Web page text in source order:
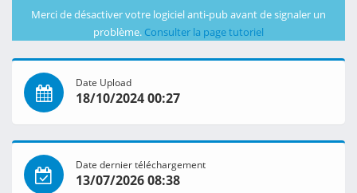
Merci de désactiver votre logiciel anti-pub avant de signaler un
problème. Consulter la page tutoriel
Date Upload
18/10/2024 00:27
Date dernier téléchargement
13/07/2026 08:38